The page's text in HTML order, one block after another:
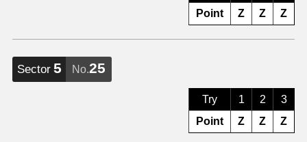
Point
Z
Z
Z
Sector 5 No.25
Try
Point
1
Z
2
Z
3
Z